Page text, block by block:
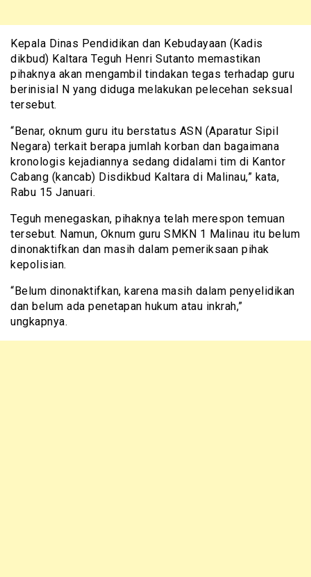
Kepala Dinas Pendidikan dan Kebudayaan (Kadis
dikbud) Kaltara Teguh Henri Sutanto memastikan
pihaknya akan mengambil tindakan tegas terhadap guru
berinisial N yang diduga melakukan pelecehan seksual
tersebut.
“Benar, oknum guru itu berstatus ASN (Aparatur Sipil
Negara) terkait berapa jumlah korban dan bagaimana
kronologis kejadiannya sedang didalami tim di Kantor
Cabang (kancab) Disdikbud Kaltara di Malinau,” kata,
Rabu 15 Januari.
Teguh menegaskan, pihaknya telah merespon temuan
tersebut. Namun, Oknum guru SMKN 1 Malinau itu belum
dinonaktifkan dan masih dalam pemeriksaan pihak
kepolisian.
“Belum dinonaktifkan, karena masih dalam penyelidikan
dan belum ada penetapan hukum atau inkrah,”
ungkapnya.